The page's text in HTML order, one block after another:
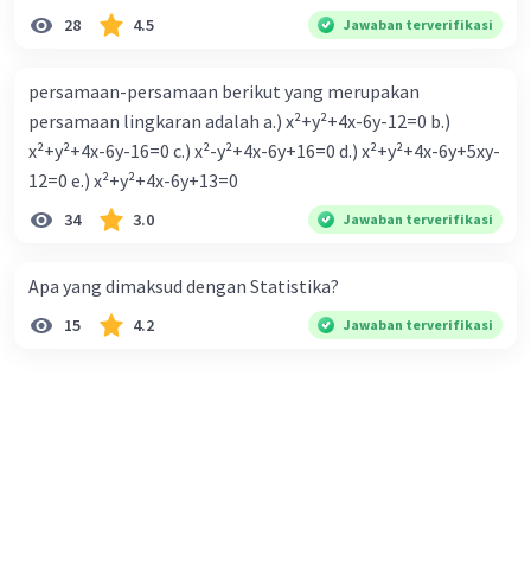
28 4.5 Jawaban terverifikasi
persamaan-persamaan berikut yang merupakan
persamaan lingkaran adalah a.) x²+y²+4x-6y-12=0 b.)
x²+y²+4x-6y-16=0 c.) x²-y²+4x-6y+16=0 d.) x²+y²+4x-6y+5xy-
12=0 e.) x²+y²+4x-6y+13=0
34 3.0 Jawaban terverifikasi
Apa yang dimaksud dengan Statistika?
15 4.2 Jawaban terverifikasi